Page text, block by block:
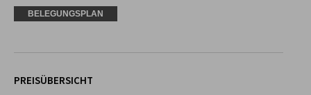
BELEGUNGSPLAN
PREISÜBERSICHT